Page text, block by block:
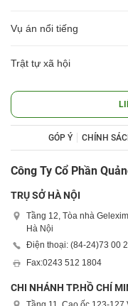
Vụ án nổi tiếng
Trật tự xã hội
GÓP Ý CHÍNH
Công Ty Cổ Phần
TRỤ SỞ HÀ NỘI
Tầng 12, Tòa nhà
Hà Nội
Điện thoại: (84-24)73 00
Fax:0243 512 1804
CHI NHÁNH TP.HỒ CHÍ